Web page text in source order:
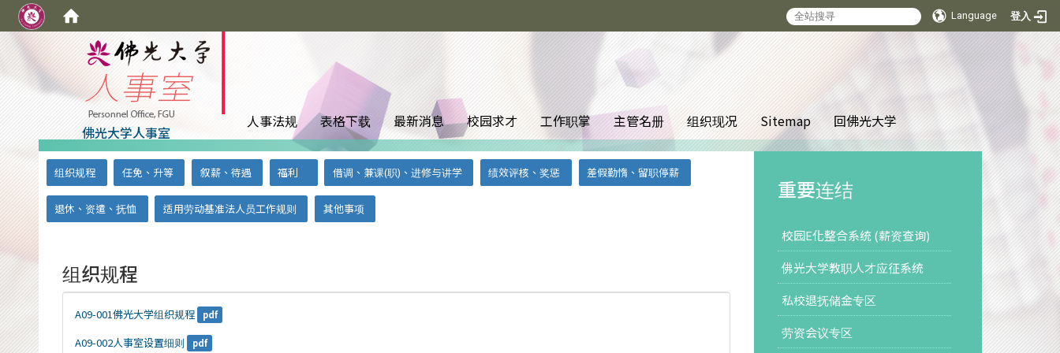
Language 登入
佛光大学人事室
::: 人事法规 表格下载 最新消息 校园求才 工作职掌 主管名册 组织现况 Sitemap 回佛光大学
:::
组织规程 任免、升等 叙薪、待遇 福利 借调、兼课(职)、进修与讲学 绩效评核、奖惩 差假勤惰、留职停薪
退休、资遣、抚恤 适用劳动基准法人员工作规则 其他事项
组织规程
A09-001佛光大学组织规程 pdf
A09-002人事室设置细则 pdf
重要连结
校园E化整合系统 (薪资查询)
佛光大学教职人才应征系统
私校退抚储金专区
劳资会议专区